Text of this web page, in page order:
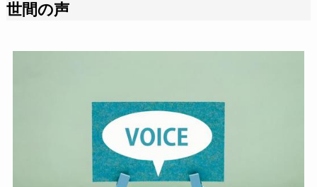
世間の声